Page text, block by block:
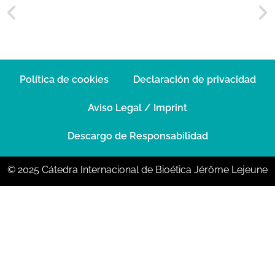
Política de cookies Declaración de privacidad
Aviso Legal / Imprint
Descargo de Responsabilidad
© 2025 Cátedra Internacional de Bioética Jérôme Lejeune